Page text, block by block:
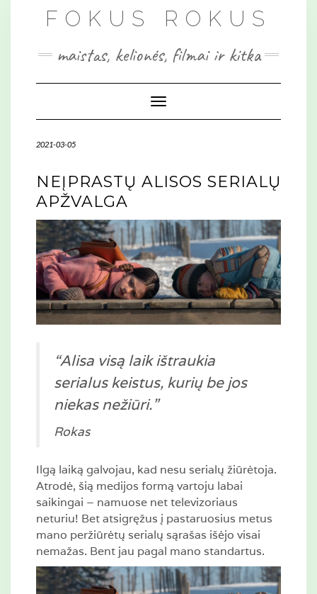
FOKUS ROKUS
maistas, kelionės, filmai ir kitka
Toggle Navigation
2021-03-05
NEĮPRASTŲ ALISOS SERIALŲ
APŽVALGA
“Alisa visą laik ištraukia
serialus keistus, kurių be jos
niekas nežiūri.”
Rokas
Ilgą laiką galvojau, kad nesu serialų žiūrėtoja.
Atrodė, šią medijos formą vartoju labai
saikingai – namuose net televizoriaus
neturiu! Bet atsigręžus į pastaruosius metus
mano peržiūrėtų serialų sąrašas išėjo visai
nemažas. Bent jau pagal mano standartus.